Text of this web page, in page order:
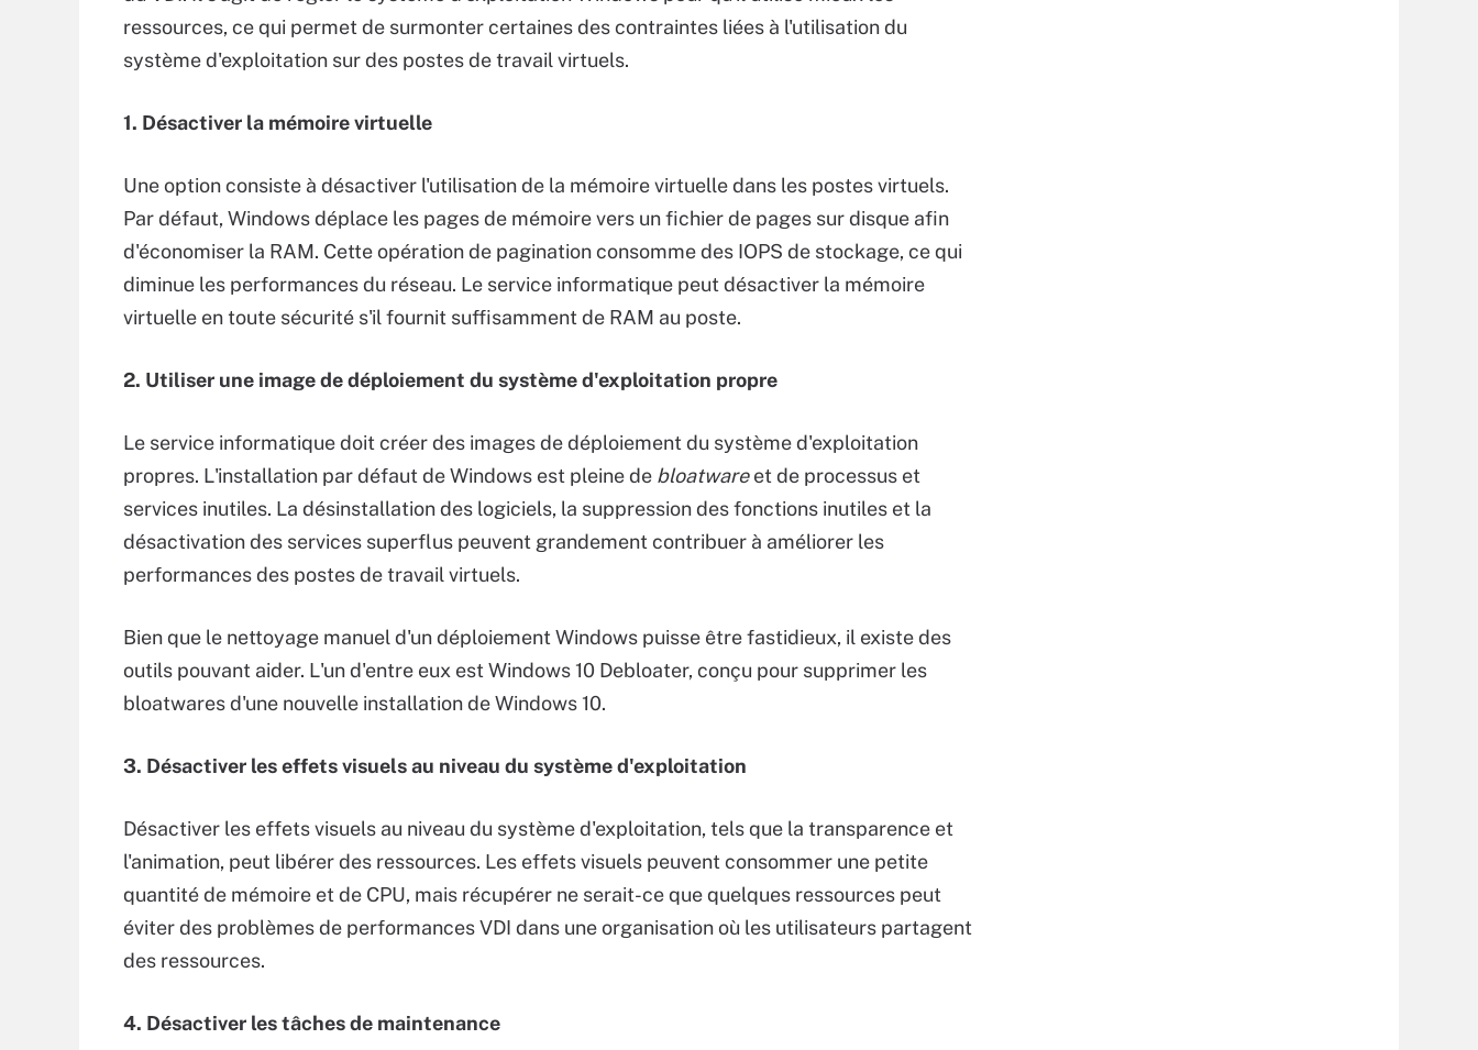
ressources, ce qui permet de surmonter certaines des contraintes liées à l'utilisation du
système d'exploitation sur des postes de travail virtuels.
1. Désactiver la mémoire virtuelle
Une option consiste à désactiver l'utilisation de la mémoire virtuelle dans les postes virtuels.
Par défaut, Windows déplace les pages de mémoire vers un fichier de pages sur disque afin
d'économiser la RAM. Cette opération de pagination consomme des IOPS de stockage, ce qui
diminue les performances du réseau. Le service informatique peut désactiver la mémoire
virtuelle en toute sécurité s'il fournit suffisamment de RAM au poste.
2. Utiliser une image de déploiement du système d'exploitation propre
Le service informatique doit créer des images de déploiement du système d'exploitation
propres. L'installation par défaut de Windows est pleine de bloatwareet de processus et
services inutiles. La désinstallation des logiciels, la suppression des fonctions inutiles et la
désactivation des services superflus peuvent grandement contribuer à améliorer les
performances des postes de travail virtuels.
Bien que le nettoyage manuel d'un déploiement Windows puisse être fastidieux, il existe des
outils pouvant aider. L'un d'entre eux est Windows 10 Debloater, conçu pour supprimer les
bloatwares d'une nouvelle installation de Windows 10.
3. Désactiver les effets visuels au niveau du système d'exploitation
Désactiver les effets visuels au niveau du système d'exploitation, tels que la transparence et
l'animation, peut libérer des ressources. Les effets visuels peuvent consommer une petite
quantité de mémoire et de CPU, mais récupérer ne serait-ce que quelques ressources peut
éviter des problèmes de performances VDI dans une organisation où les utilisateurs partagent
des ressources.
4. Désactiver les tâches de maintenance